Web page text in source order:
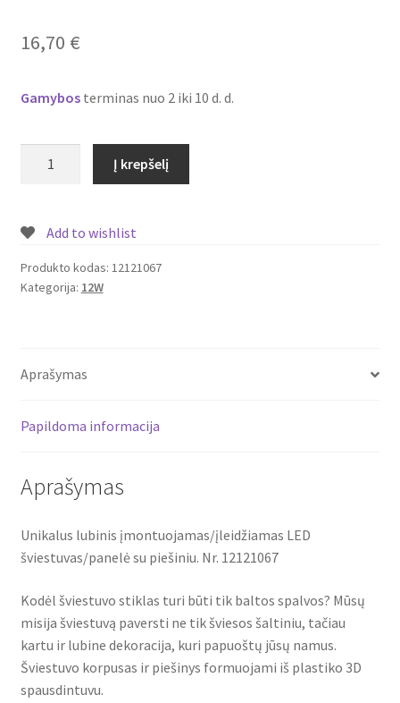
Plastiko rūšys
16,70 €
Gamybosterminas nuo 2 iki 10 d. d.
LED
šviestuvas/panelė
su
12121067
Į krepšelį
Add to wishlist
Produkto kodas: 12121067
Kategorija: 12W
Aprašymas
Papildoma informacija
Aprašymas
Unikalus lubinis įmontuojamas/įleidžiamas LED
šviestuvas/panelė su piešiniu. Nr. 12121067
Kodėl šviestuvo stiklas turi būti tik baltos spalvos? Mūsų
misija šviestuvą paversti ne tik šviesos šaltiniu, tačiau
kartu ir lubine dekoracija, kuri papuoštų jūsų namus.
Šviestuvo korpusas ir piešinys formuojami iš plastiko 3D
spausdintuvu.